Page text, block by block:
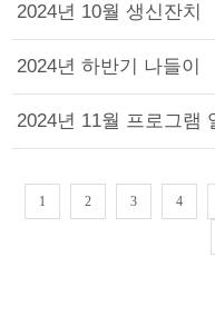
2024년 10월 생신잔치
2024년 하반기 나들이
2024년 11월 프로그램
1 2 3 4